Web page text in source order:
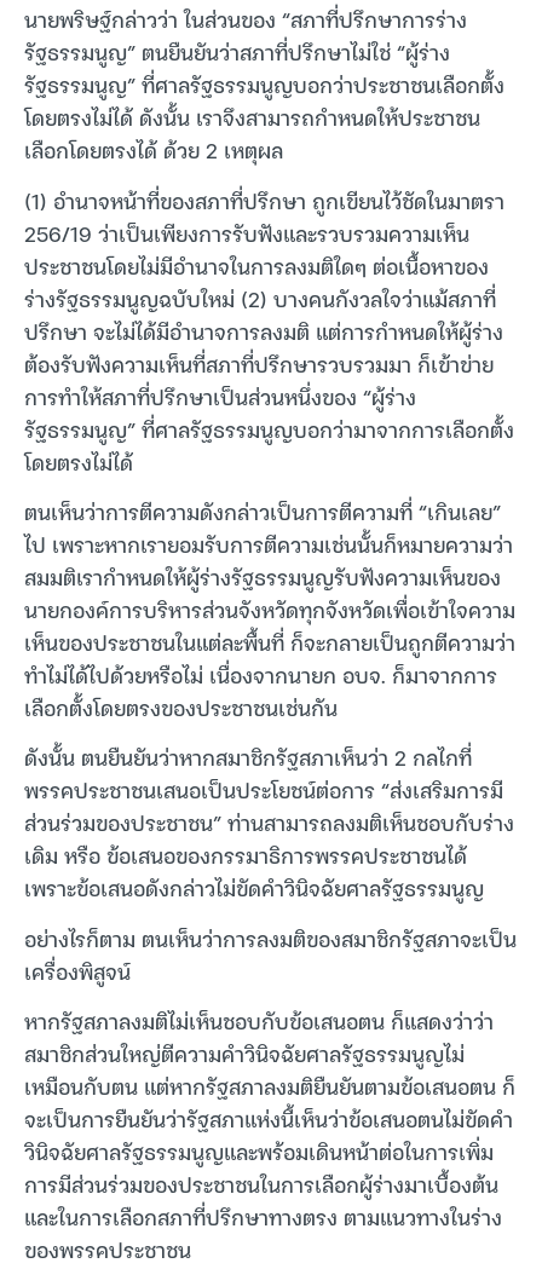
นายพริษฐ์กล่าวว่า ในส่วนของ “สภาที่ปรึกษาการร่าง
รัฐธรรมนูญ” ตนยืนยันว่าสภาที่ปรึกษาไม่ใช่ “ผู้ร่าง
รัฐธรรมนูญ” ที่ศาลรัฐธรรมนูญบอกว่าประชาชนเลือกตั้ง
โดยตรงไม่ได้ ดังนั้น เราจึงสามารถกำหนดให้ประชาชน
เลือกโดยตรงได้ ด้วย 2 เหตุผล
(1) อำนาจหน้าที่ของสภาที่ปรึกษา ถูกเขียนไว้ชัดในมาตรา
256/19 ว่าเป็นเพียงการรับฟังและรวบรวมความเห็น
ประชาชนโดยไม่มีอำนาจในการลงมติใดๆ ต่อเนื้อหาของ
ร่างรัฐธรรมนูญฉบับใหม่ (2) บางคนกังวลใจว่าแม้สภาที่
ปรึกษา จะไม่ได้มีอำนาจการลงมติ แต่การกำหนดให้ผู้ร่าง
ต้องรับฟังความเห็นที่สภาที่ปรึกษารวบรวมมา ก็เข้าข่าย
การทำให้สภาที่ปรึกษาเป็นส่วนหนึ่งของ “ผู้ร่าง
รัฐธรรมนูญ” ที่ศาลรัฐธรรมนูญบอกว่ามาจากการเลือกตั้ง
โดยตรงไม่ได้
ตนเห็นว่าการตีความดังกล่าวเป็นการตีความที่ “เกินเลย”
ไป เพราะหากเรายอมรับการตีความเช่นนั้นก็หมายความว่า
สมมติเรากำหนดให้ผู้ร่างรัฐธรรมนูญรับฟังความเห็นของ
นายกองค์การบริหารส่วนจังหวัดทุกจังหวัดเพื่อเข้าใจความ
เห็นของประชาชนในแต่ละพื้นที่ ก็จะกลายเป็นถูกตีความว่า
ทำไม่ได้ไปด้วยหรือไม่ เนื่องจากนายก อบจ. ก็มาจากการ
เลือกตั้งโดยตรงของประชาชนเช่นกัน
ดังนั้น ตนยืนยันว่าหากสมาชิกรัฐสภาเห็นว่า 2 กลไกที่
พรรคประชาชนเสนอเป็นประโยชน์ต่อการ “ส่งเสริมการมี
ส่วนร่วมของประชาชน” ท่านสามารถลงมติเห็นชอบกับร่าง
เดิม หรือ ข้อเสนอของกรรมาธิการพรรคประชาชนได้
เพราะข้อเสนอดังกล่าวไม่ขัดคำวินิจฉัยศาลรัฐธรรมนูญ
อย่างไรก็ตาม ตนเห็นว่าการลงมติของสมาชิกรัฐสภาจะเป็น
เครื่องพิสูจน์
หากรัฐสภาลงมติไม่เห็นชอบกับข้อเสนอตน ก็แสดงว่าว่า
สมาชิกส่วนใหญ่ตีความคำวินิจฉัยศาลรัฐธรรมนูญไม่
เหมือนกับตน แต่หากรัฐสภาลงมติยืนยันตามข้อเสนอตน ก็
จะเป็นการยืนยันว่ารัฐสภาแห่งนี้เห็นว่าข้อเสนอตนไม่ขัดคำ
วินิจฉัยศาลรัฐธรรมนูญและพร้อมเดินหน้าต่อในการเพิ่ม
การมีส่วนร่วมของประชาชนในการเลือกผู้ร่างมาเบื้องต้น
และในการเลือกสภาที่ปรึกษาทางตรง ตามแนวทางในร่าง
ของพรรคประชาชน